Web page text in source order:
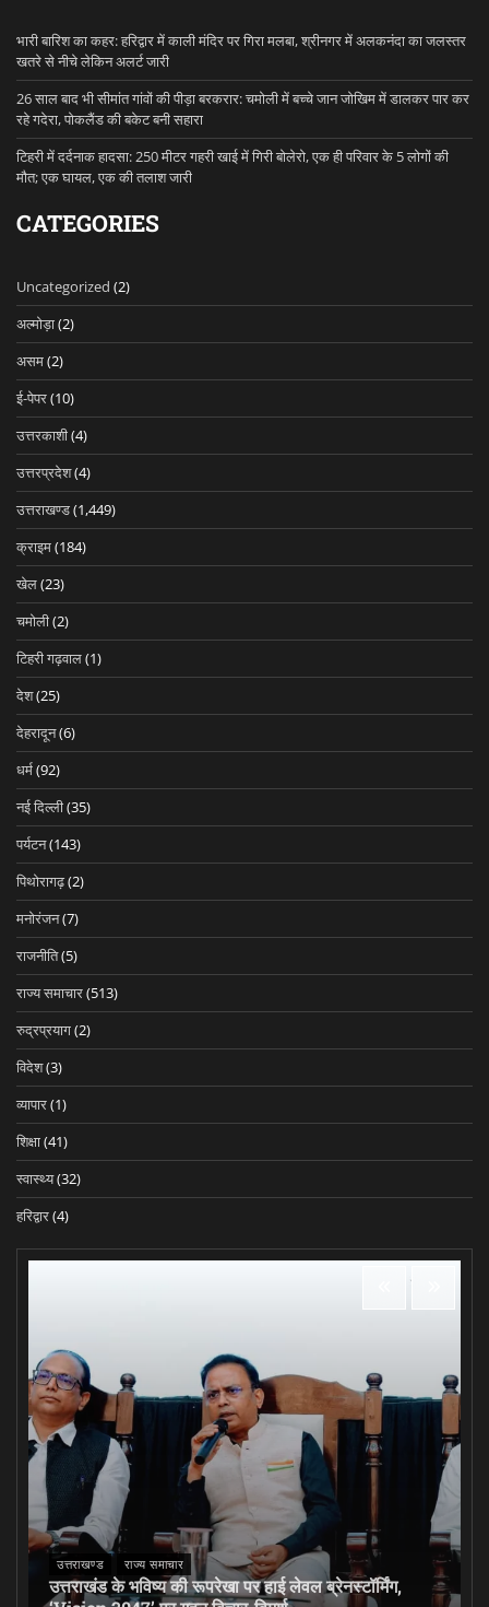
भारी बारिश का कहर: हरिद्वार में काली मंदिर पर गिरा मलबा, श्रीनगर में अलकनंदा का जलस्तर
खतरे से नीचे लेकिन अलर्ट जारी
26 साल बाद भी सीमांत गांवों की पीड़ा बरकरार: चमोली में बच्चे जान जोखिम में डालकर पार कर
रहे गदेरा, पोकलैंड की बकेट बनी सहारा
टिहरी में दर्दनाक हादसा: 250 मीटर गहरी खाई में गिरी बोलेरो, एक ही परिवार के 5 लोगों की
मौत; एक घायल, एक की तलाश जारी
CATEGORIES
Uncategorized (2)
अल्मोड़ा(2)
असम(2)
ई-पेपर(10)
उत्तरकाशी(4)
उत्तरप्रदेश(4)
उत्तराखण्ड(1,449)
क्राइम(184)
खेल(23)
चमोली(2)
टिहरी गढ़वाल(1)
देश(25)
देहरादून(6)
धर्म(92)
नई दिल्ली(35)
पर्यटन(143)
पिथोरागढ़(2)
मनोरंजन(7)
राजनीति(5)
राज्य समाचार(513)
रुद्रप्रयाग(2)
विदेश(3)
व्यापार(1)
शिक्षा(41)
स्वास्थ्य(32)
हरिद्वार(4)
उत्तराखण्ड राज्य समाचार
उत्तराखंड के भविष्य की रूपरेखा पर हाई लेवल ब्रेनस्टॉर्मिंग,